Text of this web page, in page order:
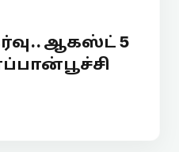
ஆகஸ்ட் 5